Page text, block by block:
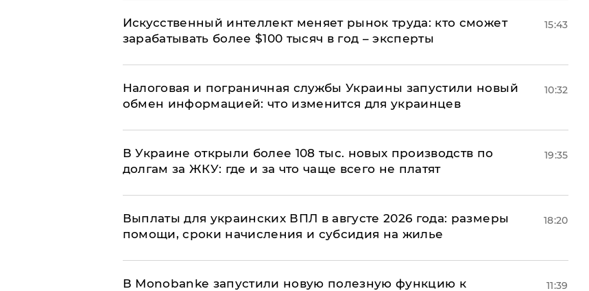
Искусственный интеллект меняет рынок труда: кто сможет
зарабатывать более $100 тысяч в год – эксперты
15:43
Налоговая и пограничная службы Украины запустили новый
обмен информацией: что изменится для украинцев
10:32
В Украине открыли более 108 тыс. новых производств по
долгам за ЖКУ: где и за что чаще всего не платят
19:35
Выплаты для украинских ВПЛ в августе 2026 года: размеры
помощи, сроки начисления и субсидия на жилье
18:20
В Мonobankе запустили новую полезную функцию к
11:39